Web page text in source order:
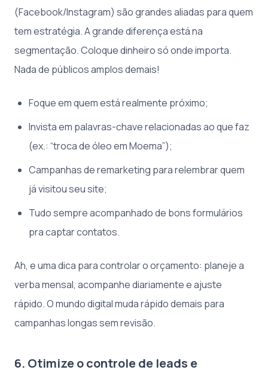
(Facebook/Instagram) são grandes aliadas para quem
tem estratégia. A grande diferença está na
segmentação. Coloque dinheiro só onde importa.
Nada de públicos amplos demais!
Foque em quem está realmente próximo;
Invista em palavras-chave relacionadas ao que faz
(ex.: “troca de óleo em Moema”);
Campanhas de remarketing para relembrar quem
já visitou seu site;
Tudo sempre acompanhado de bons formulários
pra captar contatos.
Ah, e uma dica para controlar o orçamento: planeje a
verba mensal, acompanhe diariamente e ajuste
rápido. O mundo digital muda rápido demais para
campanhas longas sem revisão.
6. Otimize o controle de leads e